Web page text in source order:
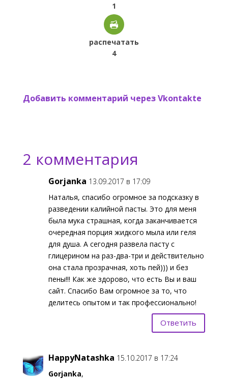
1
распечатать
4
Добавить комментарий через Vkontakte
2 комментария
Gorjanka 13.09.2017 в 17:09
Наталья, спасибо огромное за подсказку в
разведении калийной пасты. Это для меня
была мука страшная, когда заканчивается
очередная порция жидкого мыла или геля
для душа. А сегодня развела пасту с
глицерином на раз-два-три и действительно
она стала прозрачная, хоть пей))) и без
пены!!! Как же здорово, что есть Вы и ваш
сайт. Спасибо Вам огромное за то, что
делитесь опытом и так профессионально!
Ответить
HappyNatashka 15.10.2017 в 17:24
Gorjanka,